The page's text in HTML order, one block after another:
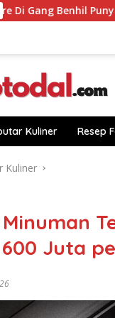
Punya Gulai Kerapu
Kuliner Resep
Kuliner
Juta